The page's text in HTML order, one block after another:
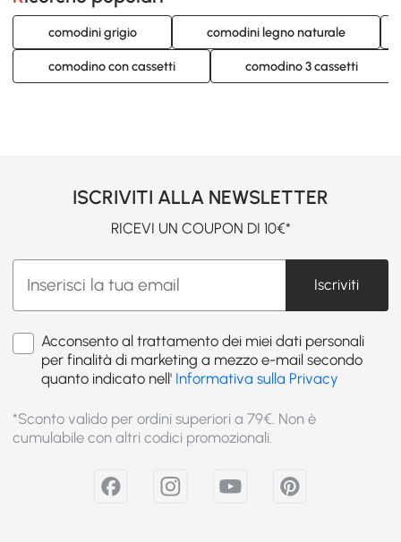
comodini grigio comodini legno naturale
comodino con cassetti comodino 3 cassetti
ISCRIVITI ALLA NEWSLETTER
RICEVI UN COUPON DI 10€*
Iscriviti
Acconsento al trattamento dei miei dati personali
per finalità di marketing a mezzo e-mail secondo
quanto indicato nell' Informativa sulla Privacy
*Sconto valido per ordini superiori a 79€. Non è
cumulabile con altri codici promozionali.